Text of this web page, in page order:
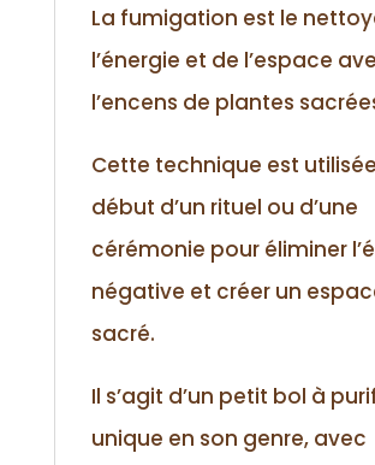
La fumigation est le
l’énergie et de l’espace
l’encens de plantes
Cette technique est
début d’un rituel ou d’une
cérémonie pour éliminer
négative et créer un
sacré.
Il s’agit d’un petit bol à
unique en son genre, avec